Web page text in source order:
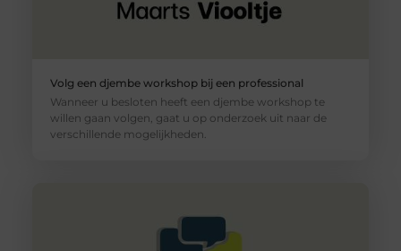
Volg een djembe workshop bij een professional
Wanneer u besloten heeft een djembe workshop te
willen gaan volgen, gaat u op onderzoek uit naar de
verschillende mogelijkheden.